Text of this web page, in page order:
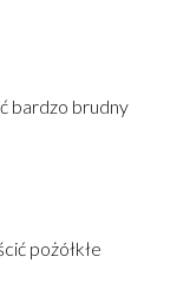
bardzo brudny
pożółkłe